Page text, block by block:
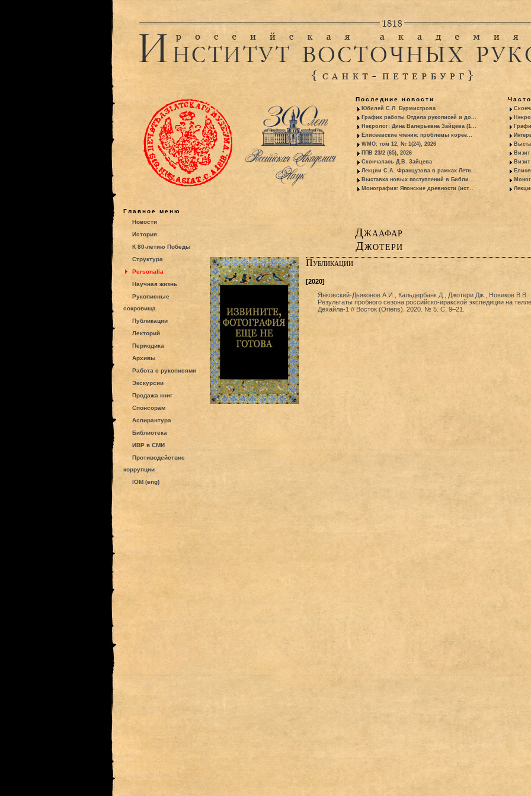
Последние новости
Юбилей С.Л. Бурмистрова
График работы Отдела рукописей и до...
Некролог: Дина Валерьевна Зайцева (1...
Елисеевские чтения: проблемы корее...
WMO: том 12, № 1(24), 2026
ППВ 23/2 (65), 2026
Скончалась Д.В. Зайцева
Лекции С.А. Французова в рамках Летн...
Выставка новых поступлений в Библи...
Монография: Японские древности (ист...
Главное меню
Новости
История
К 80-летию Победы
Структура
Personalia
Научная жизнь
Рукописные
сокровища
Публикации
Лекторий
Периодика
Архивы
Работа с рукописями
Экскурсии
Продажа книг
Спонсорам
Аспирантура
Библиотека
ИВР в СМИ
Противодействие
коррупции
IOM (eng)
Джаафар
Джотери
Публикации
[2020]
Янковский-Дьяконов А.И., Кальдербанк Д., Джотери Дж., Новиков В.В.
Результаты пробного сезона российско-иракской экспедиции на телле
Дехайла-1 // Восток (Oriens). 2020. № 5. С. 9–21.